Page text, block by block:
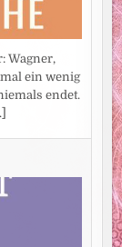
Wagner,
ein wenig
endet.